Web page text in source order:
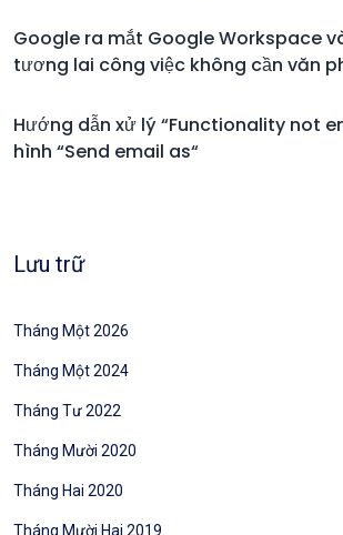
Google ra mắt Google Workspace
tương lai công việc không cần văn
Hướng dẫn xử lý “Functionality not
hình “Send email as“
Lưu trữ
Tháng Một 2026
Tháng Một 2024
Tháng Tư 2022
Tháng Mười 2020
Tháng Hai 2020
Tháng Mười Hai 2019